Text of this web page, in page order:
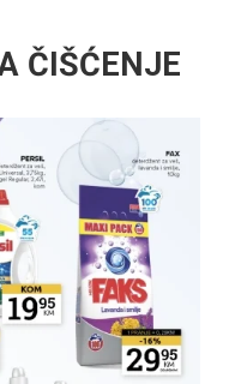
ČIŠĆENJE